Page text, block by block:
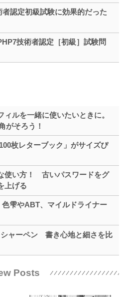
認定初級試験に効果的だった
技術者認定［初級］試験問
ィルを一緒に使いたいときに。
がそろう！
枚レターブック」がサイズぴ
使い方！ 古いパスワードをグ
上げる
雫やABT、マイルドライナー
シャーペン 書き心地と細さを比
Posts